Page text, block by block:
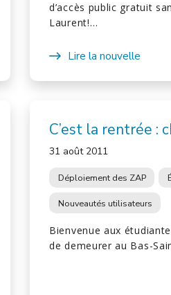
d’accès public gratuit
Laurent!…
Lire la nouvelle
C’est la rentrée :
31 août 2011
Déploiement des ZAP
Nouveautés utilisateurs
Bienvenue aux
de demeurer au Bas-